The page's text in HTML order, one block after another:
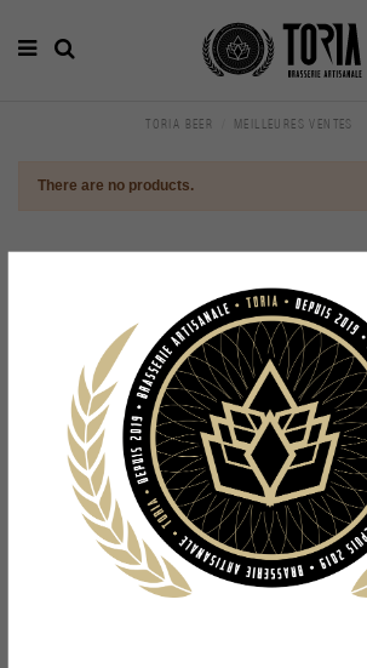
TORIA BEER MEILLEURES VENTES
There are no products.
Informations
Toria Beer